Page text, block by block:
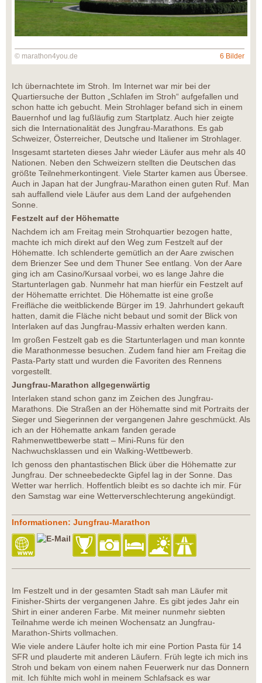
© marathon4you.de 6 Bilder
Ich übernachtete im Stroh. Im Internet war mir bei der
Quartiersuche der Button „Schlafen im Stroh“ aufgefallen und
schon hatte ich gebucht. Mein Strohlager befand sich in einem
Bauernhof und lag fußläufig zum Startplatz. Auch hier zeigte
sich die Internationalität des Jungfrau-Marathons. Es gab
Schweizer, Österreicher, Deutsche und Italiener im Strohlager.
Insgesamt starteten dieses Jahr wieder Läufer aus mehr als 40
Nationen. Neben den Schweizern stellten die Deutschen das
größte Teilnehmerkontingent. Viele Starter kamen aus Übersee.
Auch in Japan hat der Jungfrau-Marathon einen guten Ruf. Man
sah auffallend viele Läufer aus dem Land der aufgehenden
Sonne.
Festzelt auf der Höhematte
Nachdem ich am Freitag mein Strohquartier bezogen hatte,
machte ich mich direkt auf den Weg zum Festzelt auf der
Höhematte. Ich schlenderte gemütlich an der Aare zwischen
dem Brienzer See und dem Thuner See entlang. Von der Aare
ging ich am Casino/Kursaal vorbei, wo es lange Jahre die
Startunterlagen gab. Nunmehr hat man hierfür ein Festzelt auf
der Höhematte errichtet. Die Höhematte ist eine große
Freifläche die weitblickende Bürger im 19. Jahrhundert gekauft
hatten, damit die Fläche nicht bebaut und somit der Blick von
Interlaken auf das Jungfrau-Massiv erhalten werden kann.
Im großen Festzelt gab es die Startunterlagen und man konnte
die Marathonmesse besuchen. Zudem fand hier am Freitag die
Pasta-Party statt und wurden die Favoriten des Rennens
vorgestellt.
Jungfrau-Marathon allgegenwärtig
Interlaken stand schon ganz im Zeichen des Jungfrau-
Marathons. Die Straßen an der Höhematte sind mit Portraits der
Sieger und Siegerinnen der vergangenen Jahre geschmückt. Als
ich an der Höhematte ankam fanden gerade
Rahmenwettbewerbe statt – Mini-Runs für den
Nachwuchsklassen und ein Walking-Wettbewerb.
Ich genoss den phantastischen Blick über die Höhematte zur
Jungfrau. Der schneebedeckte Gipfel lag in der Sonne. Das
Wetter war herrlich. Hoffentlich bleibt es so dachte ich mir. Für
den Samstag war eine Wetterverschlechterung angekündigt.
Informationen: Jungfrau-Marathon
Im Festzelt und in der gesamten Stadt sah man Läufer mit
Finisher-Shirts der vergangenen Jahre. Es gibt jedes Jahr ein
Shirt in einer anderen Farbe. Mit meiner nunmehr siebten
Teilnahme werde ich meinen Wochensatz an Jungfrau-
Marathon-Shirts vollmachen.
Wie viele andere Läufer holte ich mir eine Portion Pasta für 14
SFR und plauderte mit anderen Läufern. Früh legte ich mich ins
Stroh und bekam von einem nahen Feuerwerk nur das Donnern
mit. Ich fühlte mich wohl in meinem Schlafsack es war